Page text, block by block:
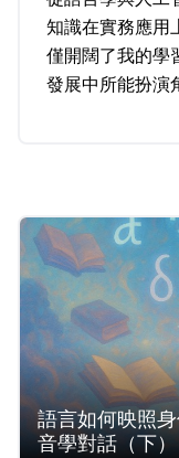
知識在實務應用
僅開闊了我的學
發展中所能扮演
語言如何映照
音學對話（下）